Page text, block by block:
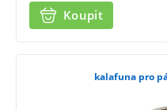
Koupit
kalafuna pro